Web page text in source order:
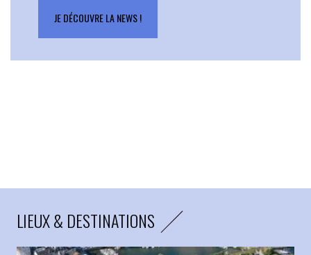
JE DÉCOUVRE LA NEWS !
LIEUX & DESTINATIONS